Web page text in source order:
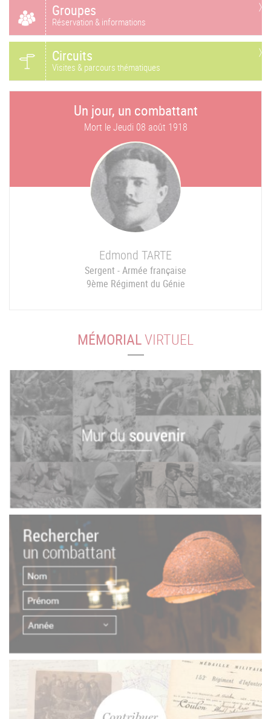
Groupes
Réservation & informations
Circuits
Visites & parcours thématiques
Un jour, un combattant
Mort leJeudi 08 août 1918
Edmond TARTE
Sergent - Armée française
9ème Régiment du Génie
MÉMORIALVIRTUEL